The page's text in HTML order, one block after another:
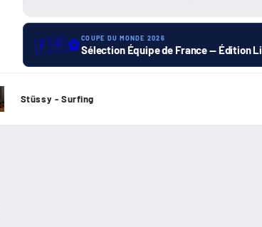
🇫🇷⚽COUPE DU MONDE 2026
Sélection Équipe de France — Édition
Stüssy - Surfing